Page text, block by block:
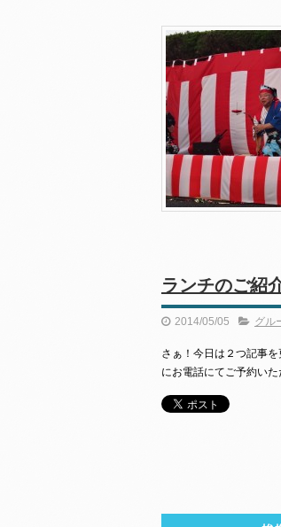
ランチのご紹
2014/05/05 グル
さぁ！今日は２つ記事
にお電話にてご予約い